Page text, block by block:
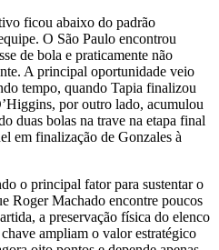
ficou abaixo do padrão
O São Paulo encontrou
de bola e praticamente não
A principal oportunidade veio
tempo, quando Tapia finalizou
por outro lado, acumulou
duas bolas na trave na etapa final
em finalização de Gonzales à
o principal fator para sustentar o
Roger Machado encontre poucos
a preservação física do elenco
ampliam o valor estratégico